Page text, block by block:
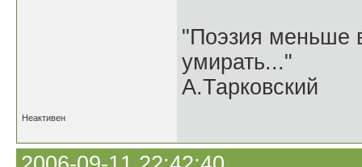
"Поэзия меньше
умирать..."
А.Тарковский
Неактивен